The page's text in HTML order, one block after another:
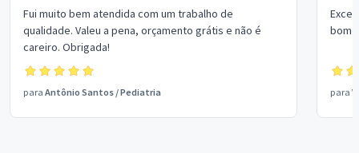
Fui muito bem atendida com um trabalho de
qualidade. Valeu a pena, orçamento grátis e não é
careiro. Obrigada!
para Antônio Santos /Pediatria
bom
para